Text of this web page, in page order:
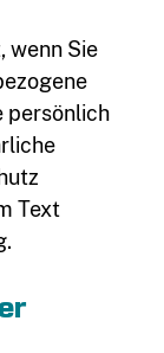
wenn Sie
persönlich
Text